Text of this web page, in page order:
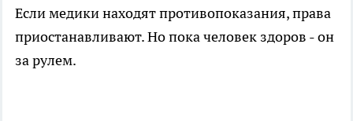
Если медики находят противопоказания, права
приостанавливают. Но пока человек здоров - он
за рулем.